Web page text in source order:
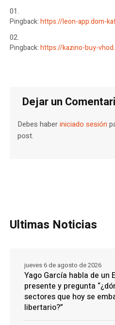
Pingback:https://leon-app.dom-
Pingback:https://kazino-buy-
Dejar un
Debes haberiniciado sesión
post.
Ultimas Noticias
Yago García habla de un
presente y pregunta
sectores que hoy se
libertario?”
jueves 6 de agosto de 2026